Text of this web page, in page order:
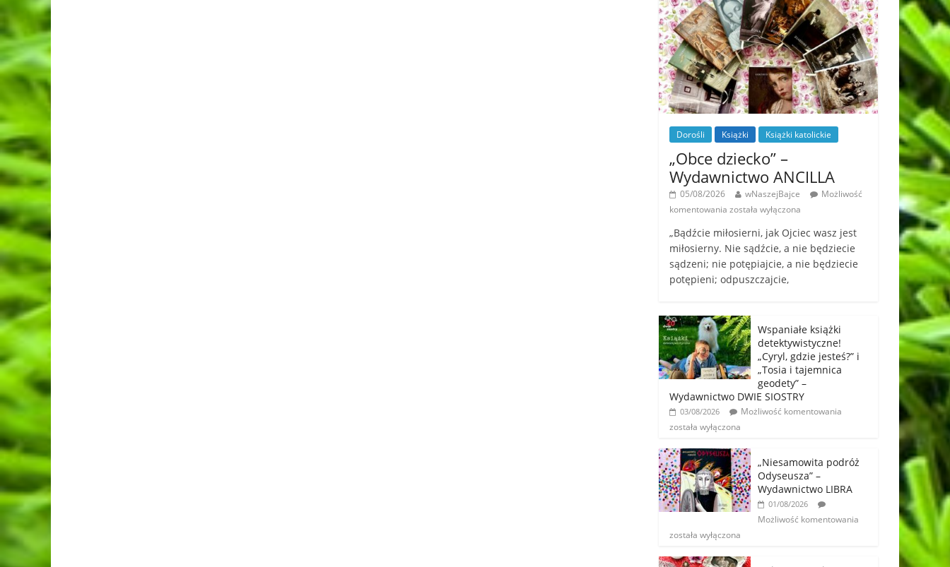
Dorośli Książki Książki katolickie
„Obce dziecko” –
Wydawnictwo ANCILLA
05/08/2026 wNaszejBajce
Możliwość
komentowania została wyłączona
„Bądźcie miłosierni, jak Ojciec wasz jest
miłosierny. Nie sądźcie, a nie będziecie
sądzeni; nie potępiajcie, a nie będziecie
potępieni; odpuszczajcie,
Wspaniałe książki
detektywistyczne!
„Cyryl, gdzie jesteś?” i
„Tosia i tajemnica
geodety” –
Wydawnictwo DWIE SIOSTRY
03/08/2026
Możliwość komentowania
została wyłączona
„Niesamowita podróż
Odyseusza” –
Wydawnictwo LIBRA
01/08/2026
Możliwość komentowania
została wyłączona